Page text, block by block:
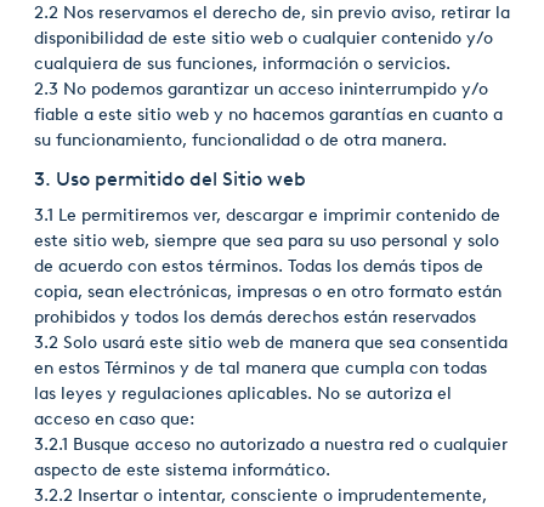
Romania
Russia
Singapore
Spain
Thailand
USA
United Arab Emirates
United Kingdom
2.2 Nos reservamos el derecho de, sin previo aviso, retirar la
disponibilidad de este sitio web o cualquier contenido y/o
cualquiera de sus funciones, información o servicios.
2.3 No podemos garantizar un acceso ininterrumpido y/o
fiable a este sitio web y no hacemos garantías en cuanto a
su funcionamiento, funcionalidad o de otra manera.
3. Uso permitido del Sitio web
3.1 Le permitiremos ver, descargar e imprimir contenido de
este sitio web, siempre que sea para su uso personal y solo
de acuerdo con estos términos. Todas los demás tipos de
copia, sean electrónicas, impresas o en otro formato están
prohibidos y todos los demás derechos están reservados
3.2 Solo usará este sitio web de manera que sea consentida
en estos Términos y de tal manera que cumpla con todas
las leyes y regulaciones aplicables. No se autoriza el
acceso en caso que:
3.2.1 Busque acceso no autorizado a nuestra red o cualquier
aspecto de este sistema informático.
3.2.2 Insertar o intentar, consciente o imprudentemente,